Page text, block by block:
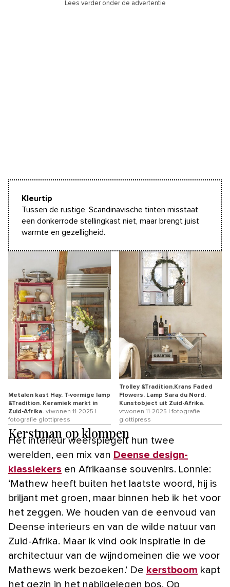
Lees verder onder de advertentie
Kleurtip
Tussen de rustige, Scandinavische tinten misstaat
een donkerrode stellingkast niet, maar brengt juist
warmte en gezelligheid.
Metalen kast Hay. T-vormige lamp
&Tradition. Keramiek markt in
Zuid-Afrika. vtwonen 11-2025 |
fotografie glottipress
Trolley &Tradition.Krans Faded
Flowers. Lamp Sara du Nord.
Kunstobject uit Zuid-Afrika.
vtwonen 11-2025 | fotografie
glottipress
Kerstman op klompen
Het interieur weerspiegelt hun twee
werelden, een mix van Deense design-
klassiekers en Afrikaanse souvenirs. Lonnie:
‘Mathew heeft buiten het laatste woord, hij is
briljant met groen, maar binnen heb ik het voor
het zeggen. We houden van de eenvoud van
Deense interieurs en van de wilde natuur van
Zuid-Afrika. Maar ik vind ook inspiratie in de
architectuur van de wijndomeinen die we voor
Mathews werk bezoeken.’ De kerstboom kapt
het gezin in het nabijgelegen bos. Op